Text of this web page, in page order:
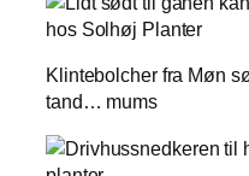
Klintebolcher fra Møn
tand… mums